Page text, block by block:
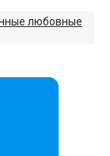
любовные